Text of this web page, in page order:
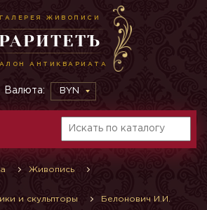
ГАЛЕРЕЯ ЖИВОПИСИ
РАРИТЕТЪ
АНТИКВАРИАТА
Валюта: BYN
Живопись
и скульпторы Белонович И.И.